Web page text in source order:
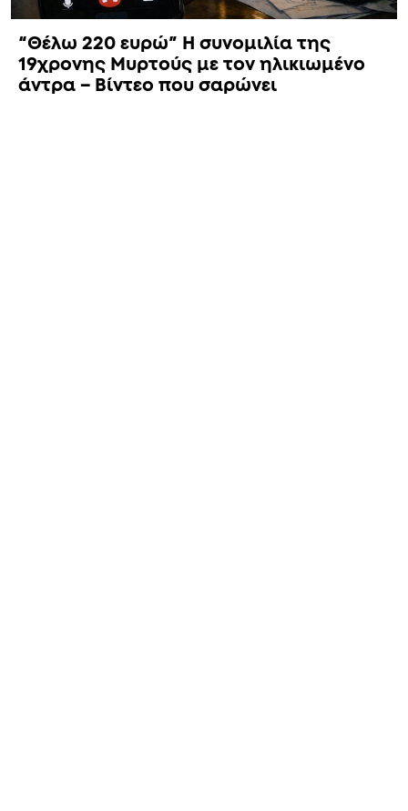
“Θέλω 220 ευρώ” Η συνομιλία της
19χρονης Μυρτούς με τον ηλικιωμένο
άντρα – Βίντεο που σαρώνει